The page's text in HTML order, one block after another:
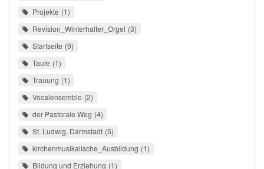
Projekte 1
Revision_Winterhalter_Orgel 3
Startseite 9
Taufe 1
Trauung 1
Vocalensemble 2
der Pastorale Weg 4
St. Ludwig, Darmstadt 5
kirchenmusikalische_Ausbildung 1
Bildung und Erziehung 1